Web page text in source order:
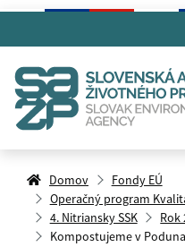
Domov
Fondy EÚ
Operačný program
4. Nitriansky SSK
Rok
Kompostujeme v